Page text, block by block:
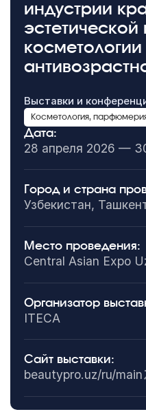
индустрии
косметологии
Выставки и
Косметология,
Дата:
28 апреля 2026 —
Город и страна
Узбекистан,
Место проведения:
Central Asian Expo
Организатор
ITECA
Сайт выставки:
beautypro.uz/ru/main